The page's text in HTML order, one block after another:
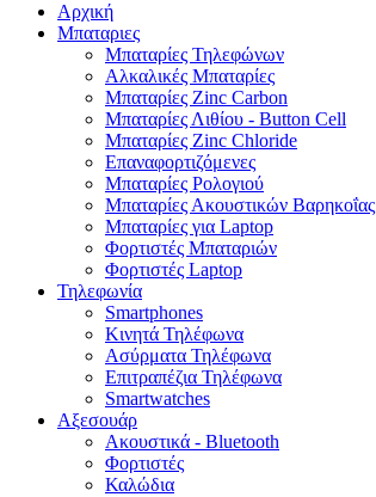
Αρχική
Μπαταριες
Μπαταρίες Τηλεφώνων
Αλκαλικές Μπαταρίες
Μπαταρίες Zinc Carbon
Μπαταρίες Λιθίου - Button Cell
Μπαταρίες Zinc Chloride
Επαναφορτιζόμενες
Μπαταρίες Ρολογιού
Μπαταρίες Ακουστικών Βαρηκοΐας
Μπαταρίες για Laptop
Φορτιστές Μπαταριών
Φορτιστές Laptop
Τηλεφωνία
Smartphones
Κινητά Τηλέφωνα
Ασύρματα Τηλέφωνα
Επιτραπέζια Τηλέφωνα
Smartwatches
Αξεσουάρ
Ακουστικά - Bluetooth
Φορτιστές
Καλώδια